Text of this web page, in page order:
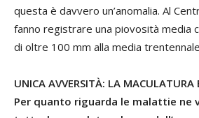
questa è davvero un’anomalia. Al
fanno registrare una piovosità media
di oltre 100 mm alla media
UNICA AVVERSITÀ: LA MACULATURA
Per quanto riguarda le malattie ne